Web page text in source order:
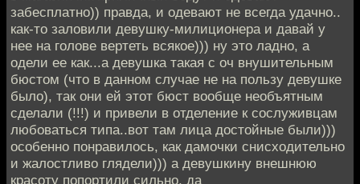
забесплатно)) правда, и одевают не всегда удачно..
как-то заловили девушку-милиционера и давай у
нее на голове вертеть всякое))) ну это ладно, а
одели ее как...а девушка такая с оч внушительным
бюстом (что в данном случае не на пользу девушке
было), так они ей этот бюст вообще необъятным
сделали (!!!) и привели в отделение к сослуживцам
любоваться типа..вот там лица достойные были)))
особенно понравилось, как дамочки снисходительно
и жалостливо глядели))) а девушкину внешнюю
красоту попортили сильно, да